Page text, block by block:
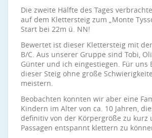
Die zweite Hälfte des Tages
auf dem Klettersteig zum „Monte
Start bei 22m ü. NN!
Bewertet ist dieser Klettersteig mit
B/C. Aus unserer Gruppe sind Tobi,
Günter und ich eingestiegen. Für uns
dieser Steig ohne große
meistern.
Beobachten konnten wir aber eine
Kindern im Alter von ca. 10 Jahren,
definitiv von der Körpergröße zu kurz
Passagen entspannt klettern zu